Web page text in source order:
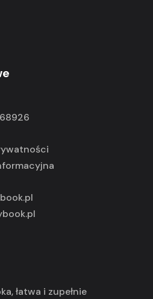
łatwa i zupełnie